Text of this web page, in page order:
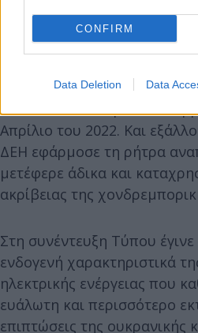
CONFIRM
Data Deletion Data
στοιχεία, κατέγραφε σε
για κάθε μήνα, από τις
ούσα πρώτη τον Αύγουστο
2021, τον Ιανουάριο, το
Απρίλιο του 2022. Και
ΔΕΗ εφάρμοσε τη ρήτρα
μετέφερε άδικα και
ακρίβειας της
Στη συνέντευξη Τύπου
ενδογενή χαρακτηριστικά
ηλεκτρικής ενέργειας που
ευάλωτη και περισσότερο
επιπτώσεις της ουκρανικής